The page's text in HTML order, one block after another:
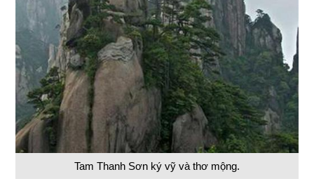
Tam Thanh Sơn ký vỹ và thơ mộng.